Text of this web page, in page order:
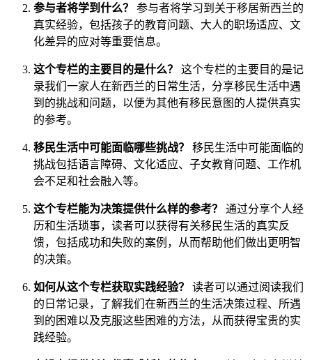
参与者将学到什么？
参与者将学习到关于移居新西兰的
真实经验，包括孩子的教育问题、大人的职场适应、文
化差异的应对等重要信息。
这个专栏的主要目的是什么？
这个专栏的主要目的是记
录我们一家人在新西兰的日常生活，分享移民生活中遇
到的挑战和问题，以便为其他有移民意图的人提供真实
的参考。
移民生活中可能面临哪些挑战？
移民生活中可能面临的
挑战包括语言障碍、文化适应、子女教育问题、工作机
会不足和社会融入等。
这个专栏能为决策提供什么样的参考？
通过分享个人经
历和生活琐事，读者可以获得有关移民生活的真实反
馈，包括成功和失败的案例，从而帮助他们做出更明智
的决策。
如何从这个专栏获取实践经验？
读者可以通过阅读我们
的日常记录，了解我们在新西兰的生活决策过程、所遇
到的困难以及克服这些困难的方法，从而获得宝贵的实
践经验。